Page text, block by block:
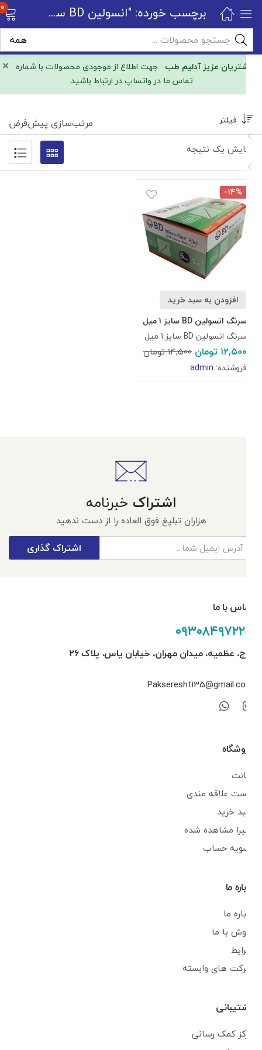
× مشتریان عزیز آدلیم طبجهت اطلاع از موجودی محصولات با شماره
تماس ما در واتساپ در ارتباط باشید.
برچسب خورده: "انسولین BD سایز 1 میل" 0
نمایش یک نتیجه
فیلتر مرتب‌سازی پیش‌فرض
افزودن به سبد خرید
-۱۴%
سرنگ انسولین BD سایز 1 میل
سرنگ انسولین BD سایز 1 میل
۱۲,۵۰۰تومان۱۴,۵۰۰تومان
فروشنده:admin
اشتراکخبرنامه
هزاران تبلیغ فوق العاده را از دست ندهید
اشتراک گذاری
تماس با ما
۰۹۳۰۸۴۹۷۲۲۵
کرج، عظمیه، میدان مهران، خیابان یاس، پلاک ۲۶
Pakseresht135@gmail.com
فروشگاه
اکانت
لیست علاقه مندی
سبد خرید
اخیرا مشاهده شده
تسویه حساب
درباره ما
درباره ما
فروش با ما
شرایط
شرکت های وابسته
پشتیبانی
مرکز کمک رسانی